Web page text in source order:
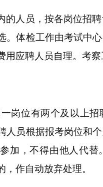
的人员，按各岗位招聘
。体检工作由考试中
用应聘人员自理。考察
一岗位有两个及以上
人员根据报考岗位和
加，不得由他人代替
作自动放弃处理。